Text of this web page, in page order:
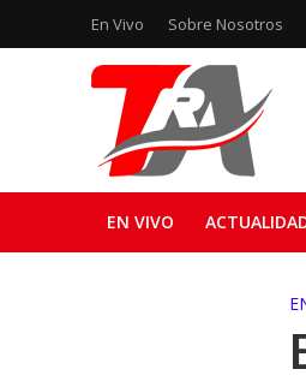
En Vivo Sobre Nosotros
EN VIVO